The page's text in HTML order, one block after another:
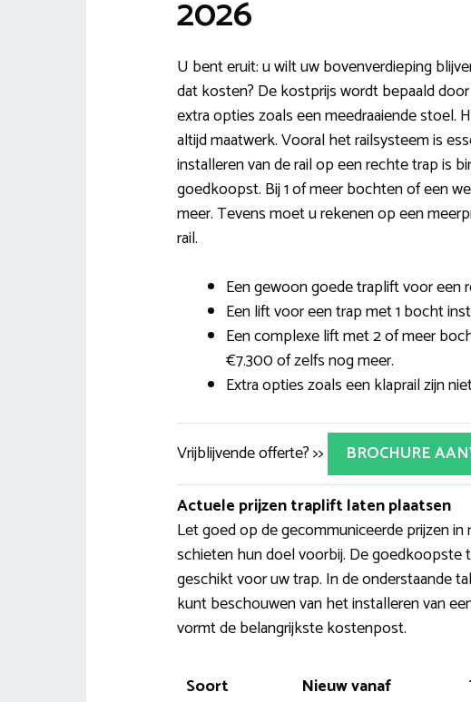
2026
U bent eruit: u wilt uw bovenverdieping
dat kosten? De kostprijs wordt bepaald
extra opties zoals een meedraaiende stoel.
altijd maatwerk. Vooral het railsysteem is
installeren van de rail op een rechte trap is
goedkoopst. Bij 1 of meer bochten of een
meer. Tevens moet u rekenen op een
rail.
Een gewoon goede traplift voor een
Een lift voor een trap met 1 bocht
Een complexe lift met 2 of meer
€7.300 of zelfs nog meer.
Extra opties zoals een klaprail zijn
Vrijblijvende offerte? >>
BROCHURE
Actuele prijzen traplift laten plaatsen
Let goed op de gecommuniceerde prijzen
schieten hun doel voorbij. De goedkoopste
geschikt voor uw trap. In de onderstaande
kunt beschouwen van het installeren van
vormt de belangrijkste kostenpost.
Soort Nieuw vanaf